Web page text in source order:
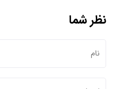
نظر شما